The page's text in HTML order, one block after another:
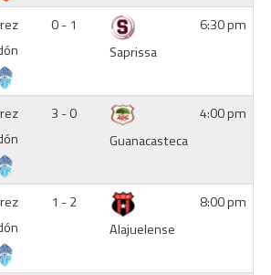
0 - 1
Saprissa
6:30 pm
3 - 0
Guanacasteca
4:00 pm
1 - 2
Alajuelense
8:00 pm